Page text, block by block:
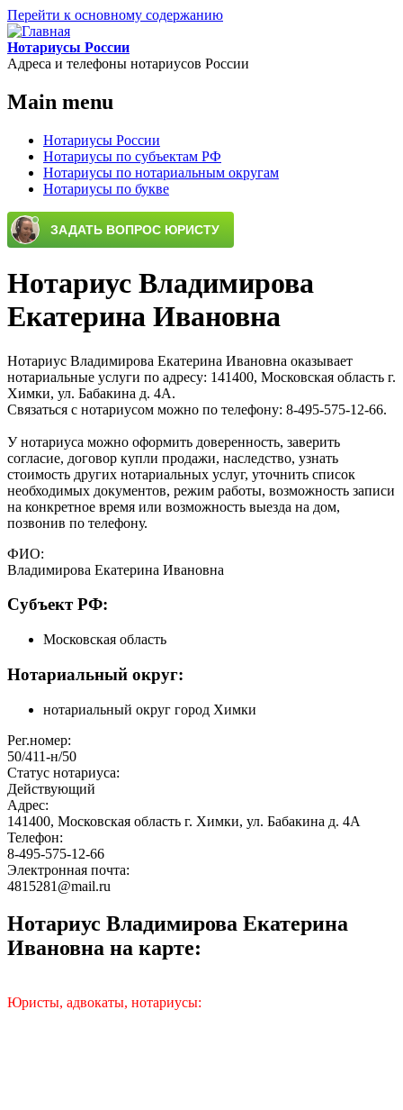
Перейти к основному содержанию
Нотариусы России
Адреса и телефоны нотариусов России
Main menu
Нотариусы России
Нотариусы по субъектам РФ
Нотариусы по нотариальным округам
Нотариусы по букве
Нотариус Владимирова
Екатерина Ивановна
Нотариус Владимирова Екатерина Ивановна оказывает
нотариальные услуги по адресу: 141400, Московская область г.
Химки, ул. Бабакина д. 4А.
Связаться с нотариусом можно по телефону: 8-495-575-12-66.
У нотариуса можно оформить доверенность, заверить
согласие, договор купли продажи, наследство, узнать
стоимость других нотариальных услуг, уточнить список
необходимых документов, режим работы, возможность записи
на конкретное время или возможность выезда на дом,
позвонив по телефону.
ФИО:
Владимирова Екатерина Ивановна
Cубъект РФ:
Московская область
Нотариальный округ:
нотариальный округ город Химки
Рег.номер:
50/411-н/50
Статус нотариуса:
Действующий
Адрес:
141400, Московская область г. Химки, ул. Бабакина д. 4А
Телефон:
8-495-575-12-66
Электронная почта:
4815281@mail.ru
Нотариус Владимирова Екатерина
Ивановна на карте:
Юристы, адвокаты, нотариусы: